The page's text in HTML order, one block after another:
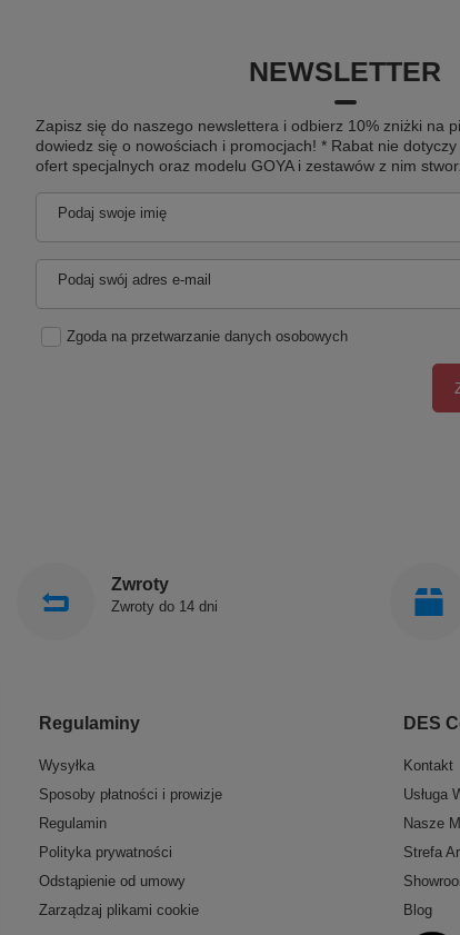
NEWSLETTER
Zapisz się do naszego newslettera i odbierz 10% zniżki na
dowiedz się o nowościach i promocjach! * Rabat nie
ofert specjalnych oraz modelu GOYA i zestawów z nim
Podaj swoje imię
Podaj swój adres e-mail
Zgoda na przetwarzanie danych osobowych
Zwroty
Zwroty do 14 dni
Regulaminy
Wysyłka
Sposoby płatności i prowizje
Regulamin
Polityka prywatności
Odstąpienie od umowy
Zarządzaj plikami cookie
DES
Kontakt
Usługa
Nasze
Strefa
Blog